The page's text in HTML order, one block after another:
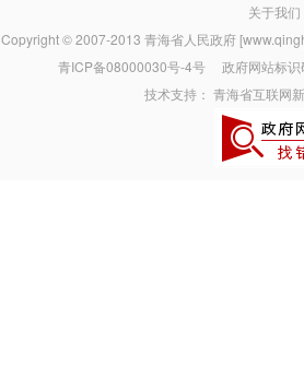
关于我们
Copyright © 2007-2013 青海省人民政府
青ICP备08000030号-4号 政府网站标
技术支持：青海省互联网